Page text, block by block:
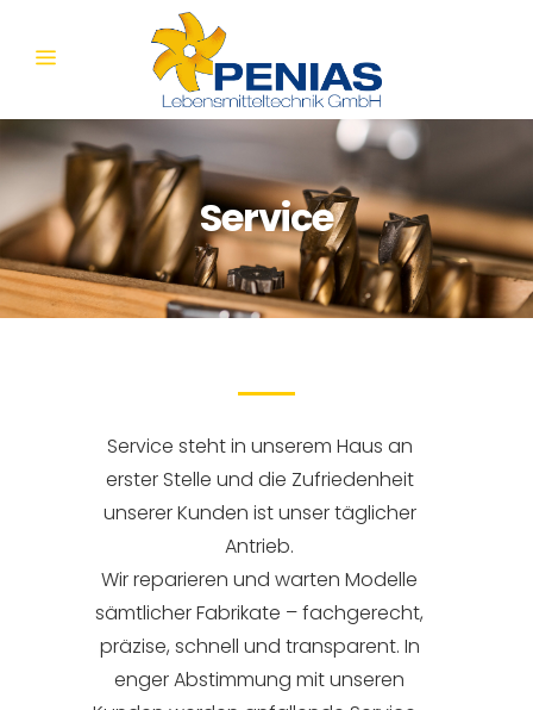
Service
Service steht in unserem Haus an
erster Stelle und die Zufriedenheit
unserer Kunden ist unser täglicher
Antrieb.
Wir reparieren und warten Modelle
sämtlicher Fabrikate – fachgerecht,
präzise, schnell und transparent. In
enger Abstimmung mit unseren